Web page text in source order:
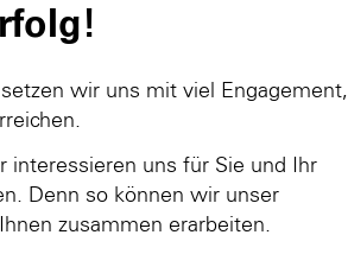
wir uns mit viel Engagement,
interessieren uns für Sie und Ihr
Denn so können wir unser
zusammen erarbeiten.